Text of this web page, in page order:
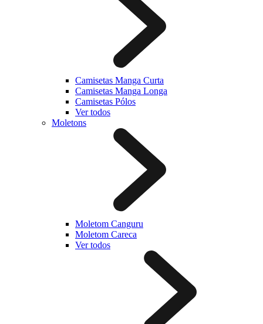
Camisetas Manga Curta
Camisetas Manga Longa
Camisetas Pólos
Ver todos
Moletons
Moletom Canguru
Moletom Careca
Ver todos